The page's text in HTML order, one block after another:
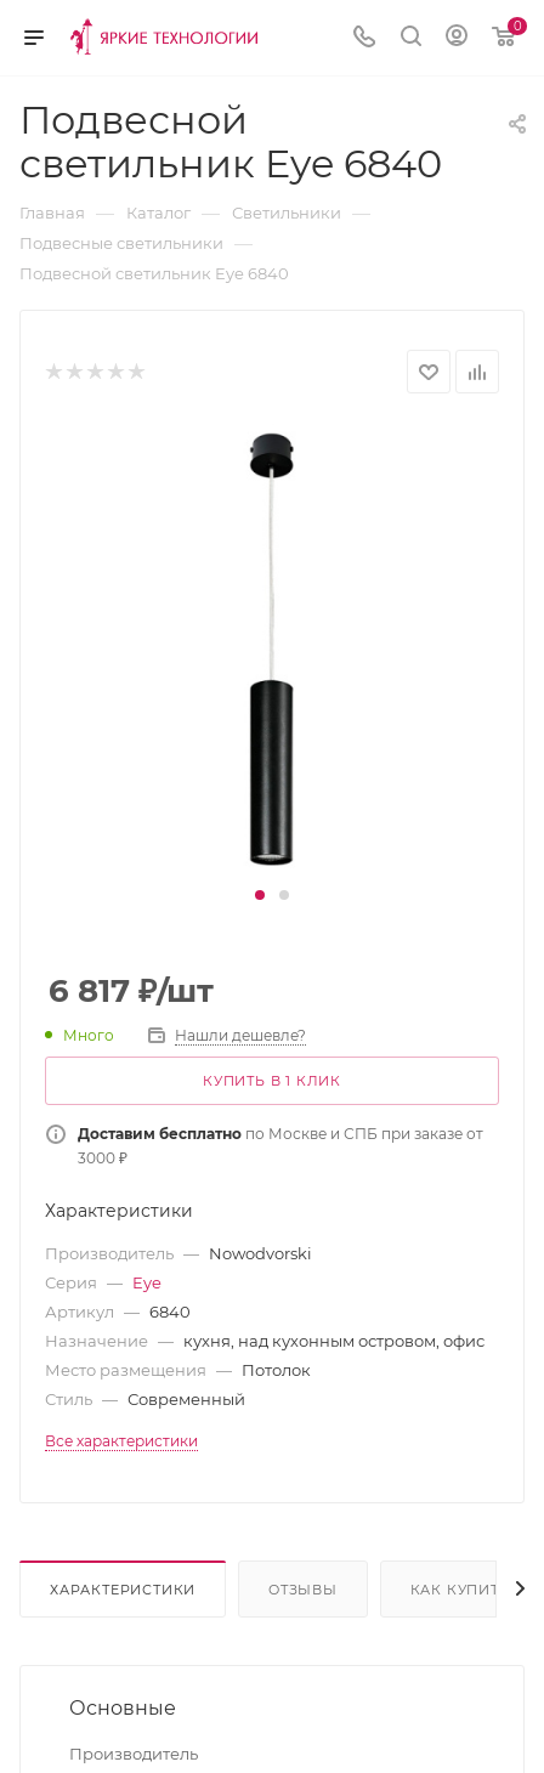
0
Подвесной
светильник Eye 6840
Главная — Каталог — Светильники —
Подвесные светильники —
Подвесной светильник Eye 6840
6 817 ₽/шт
Много Нашли дешевле?
КУПИТЬ В 1 КЛИК
Доставим бесплатно по Москве и СПБ при заказе от
3000 ₽
Характеристики
Производитель — Nowodvorski
Серия — Eye
Артикул — 6840
Назначение — кухня, над кухонным островом, офис
Место размещения — Потолок
Стиль — Современный
Все характеристики
ХАРАКТЕРИСТИКИ ОТЗЫВЫ КАК КУПИТЬ
Основные
Производитель